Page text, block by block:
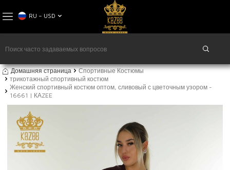
RU − USD
Домашняя страница
Спортивные Костюмы
трикотажный спортивный костюм
Женский спортивный костюм оптом, сливовый с цветочным узором -
16661 | КАZEE